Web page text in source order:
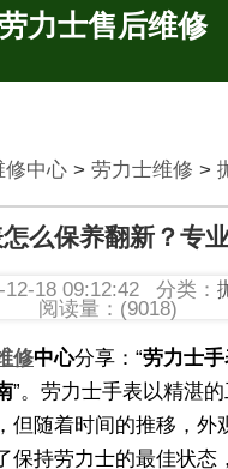
力士售后维修
修中心> 劳力士维修 >
么保养翻新？专
18 09:12:42 分类：
阅读量：(9018)
修中心分享：“劳力士
”。劳力士手表以精湛
但随着时间的推移，外
保持劳力士的最佳状态